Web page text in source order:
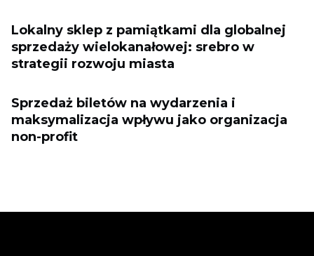
Lokalny sklep z pamiątkami dla globalnej
sprzedaży wielokanałowej: srebro w
strategii rozwoju miasta
Sprzedaż biletów na wydarzenia i
maksymalizacja wpływu jako organizacja
non-profit